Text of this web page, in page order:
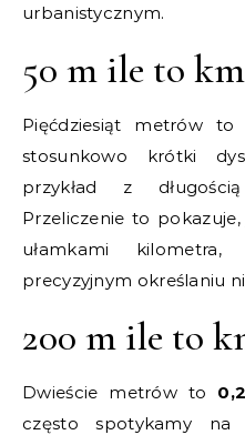
urbanistycznym.
50 m ile to
Pięćdziesiąt metrów to
stosunkowo krótki
przykład z
Przeliczenie to
ułamkami
precyzyjnym określaniu
200 m ile to
Dwieście metrów to
często spotykamy na